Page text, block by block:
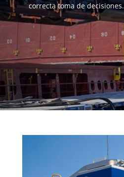
correcta toma de decisiones.